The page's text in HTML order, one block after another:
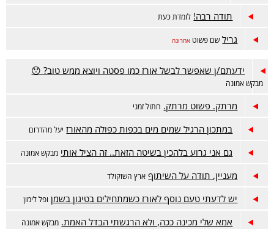
תודה רבה! לומדת כעת
גריל שם פשוט אחרונה
ידעתם/ן שאפשר לבשל אורז כמו פסטה ויוצא ממש טוב? 😯
מבקש אמונה
מרתק. פשוט מרתק. חתול זמני
במתכון הרגיל שמים מים בכפות כפולה מהאורז יעל מהדרום
גם אני גרוע בלהכין בשיטה הזאת.. זה הציל אותי מבקש אמונה
מעניין, תודה על השיתוף ארץ השוקולד
יש לדעתי טעם נוסף לאורז כשמתחילים בטיגון בשמן ופל לימון
אמא שלי מכינה ככה, ולא הרגשתי הבדל האמת. מבקש אמונה